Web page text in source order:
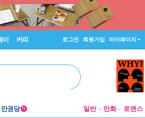
커피 로그인 회원가입 마이페이지
만권당 N 일반 만화 로맨스